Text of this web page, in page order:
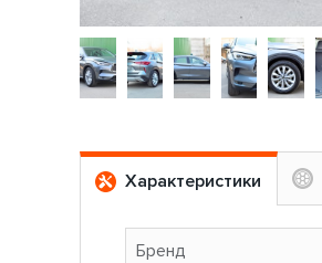
Характеристики
Бренд